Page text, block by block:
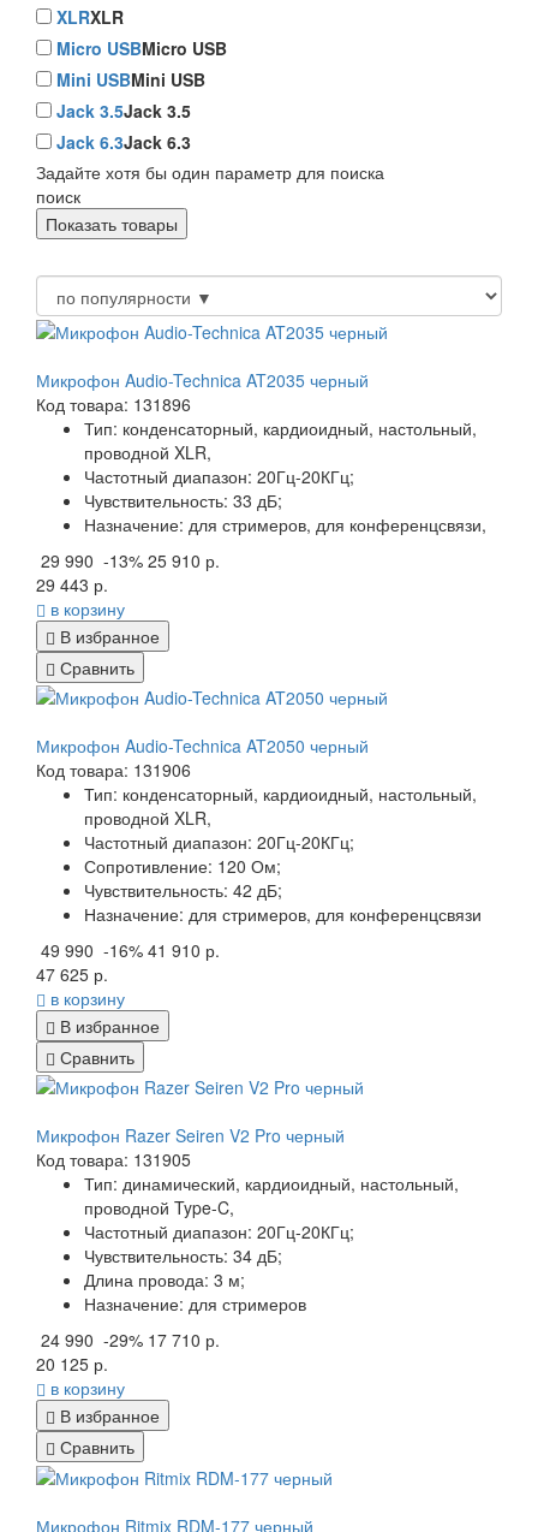
XLRXLR
Micro USBMicro USB
Mini USBMini USB
Jack 3.5Jack 3.5
Jack 6.3Jack 6.3
Задайте хотя бы один параметр для поиска
поиск
Микрофон Audio-Technica AT2035 черный
Код товара: 131896
Тип: конденсаторный, кардиоидный, настольный,
проводной XLR,
Частотный диапазон: 20Гц-20КГц;
Чувствительность: 33 дБ;
Назначение: для стримеров, для конференцсвязи,
29 990 -13% 25 910 р.
29 443 р.
в корзину
В избранное
Сравнить
Микрофон Audio-Technica AT2050 черный
Код товара: 131906
Тип: конденсаторный, кардиоидный, настольный,
проводной XLR,
Частотный диапазон: 20Гц-20КГц;
Сопротивление: 120 Ом;
Чувствительность: 42 дБ;
Назначение: для стримеров, для конференцсвязи
49 990 -16% 41 910 р.
47 625 р.
в корзину
В избранное
Сравнить
Микрофон Razer Seiren V2 Pro черный
Код товара: 131905
Тип: динамический, кардиоидный, настольный,
проводной Type-C,
Частотный диапазон: 20Гц-20КГц;
Чувствительность: 34 дБ;
Длина провода: 3 м;
Назначение: для стримеров
24 990 -29% 17 710 р.
20 125 р.
в корзину
В избранное
Сравнить
Микрофон Ritmix RDM-177 черный